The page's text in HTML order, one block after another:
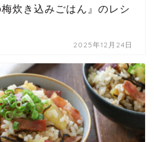
梅炊き込みごはん』のレシ
2025年12月24日